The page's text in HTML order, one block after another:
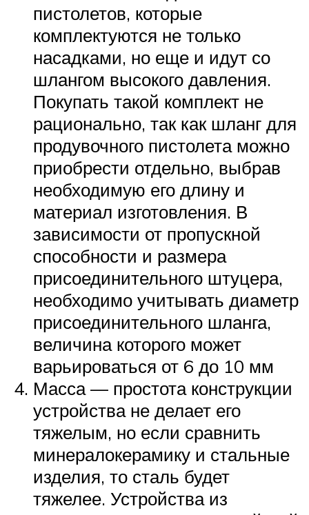
пистолетов, которые
комплектуются не только
насадками, но еще и идут со
шлангом высокого давления.
Покупать такой комплект не
рационально, так как шланг для
продувочного пистолета можно
приобрести отдельно, выбрав
необходимую его длину и
материал изготовления. В
зависимости от пропускной
способности и размера
присоединительного штуцера,
необходимо учитывать диаметр
присоединительного шланга,
величина которого может
варьироваться от 6 до 10 мм
Масса — простота конструкции
устройства не делает его
тяжелым, но если сравнить
минералокерамику и стальные
изделия, то сталь будет
тяжелее. Устройства из